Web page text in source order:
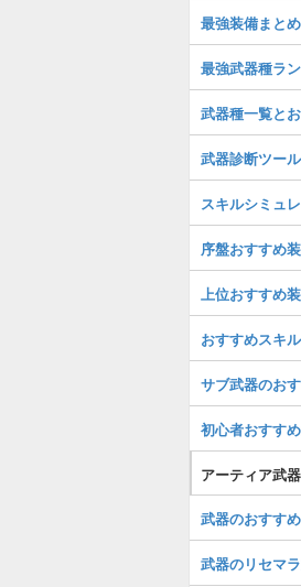
最強装備まとめ
最強武器種ラ
武器種一覧と
武器診断ツール
スキルシミュ
序盤おすすめ
上位おすすめ
おすすめスキ
サブ武器のお
初心者おすす
アーティア武器
武器のおすす
武器のリセマ